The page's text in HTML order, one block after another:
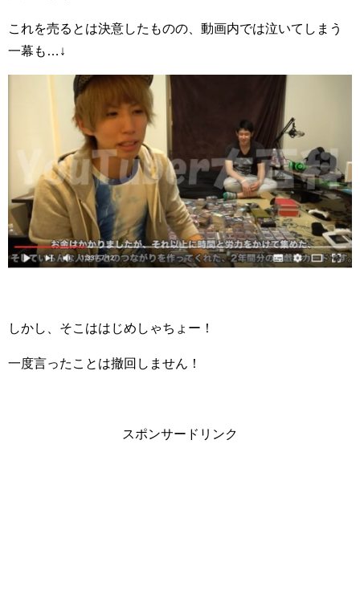
これを売るとは決意したものの、動画内では泣いてしまう
一幕も…↓
しかし、そこははじめしゃちょー！
一度言ったことは撤回しません！
スポンサードリンク